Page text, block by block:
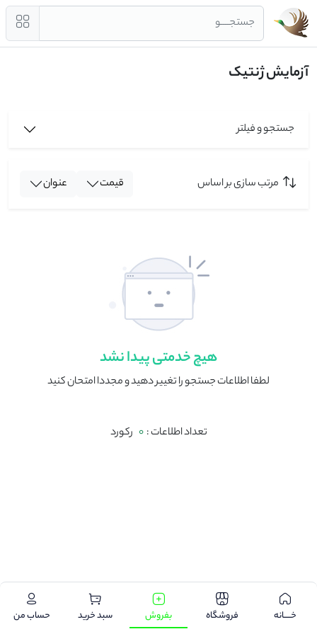
جستجــــو
آزمایش ژنتیک
جستجو و فیلتر
مرتب سازی بر اساس قیمت عنوان
هیچ خدمتی پیدا نشد
لطفا اطلاعات جستجو را تغییر دهید و مجددا امتحان کنید
تعداد اطلاعات : 0 رکورد
خـــــانه فروشگاه بفروش سبد خرید حساب من